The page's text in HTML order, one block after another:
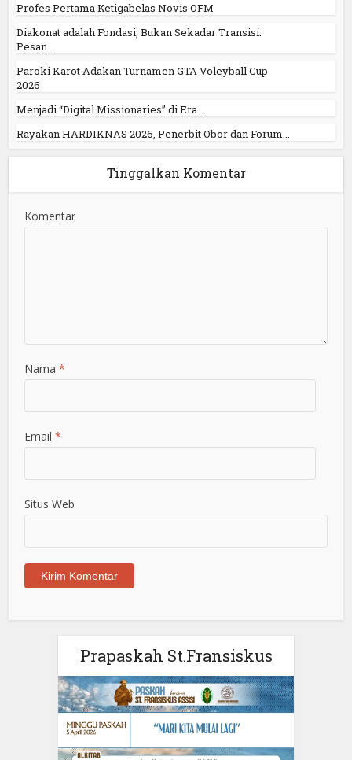
Profes Pertama Ketigabelas Novis OFM
Diakonat adalah Fondasi, Bukan Sekadar Transisi:
Pesan...
Paroki Karot Adakan Turnamen GTA Voleyball Cup
2026
Menjadi “Digital Missionaries” di Era...
Rayakan HARDIKNAS 2026, Penerbit Obor dan Forum...
Tinggalkan Komentar
Komentar
Nama*
Email*
Situs Web
Prapaskah St.Fransiskus